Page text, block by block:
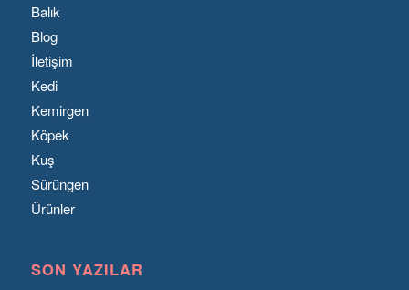
Balık
Blog
İletişim
Kedi
Kemirgen
Köpek
Kuş
Sürüngen
Ürünler
SON YAZILAR